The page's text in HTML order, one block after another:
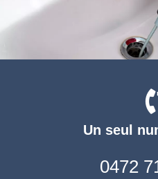
Un seul
0472